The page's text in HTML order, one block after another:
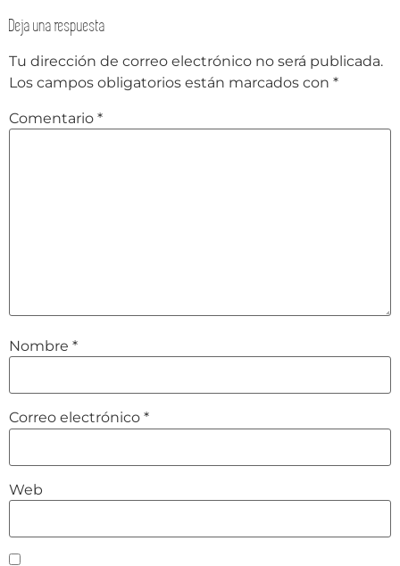
Deja una respuesta
Tu dirección de correo electrónico no será publicada.
Los campos obligatorios están marcados con *
Comentario *
Nombre *
Correo electrónico *
Web